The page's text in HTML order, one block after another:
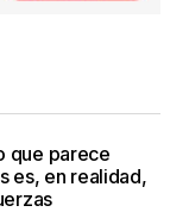
que parece
es, en realidad,